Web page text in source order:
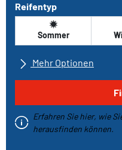
Reifentyp
Sommer
Mehr Optionen
Alle Marken
Fahrzeugtyp
Erfahren Sie hier, wie
herausfinden können.